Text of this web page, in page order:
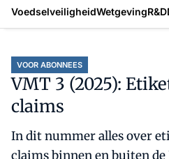
VoedselveiligheidWetgevingR&D
VOOR ABONNEES
VMT 3 (2025):
claims
In dit nummer alles over
claims binnen en buiten de